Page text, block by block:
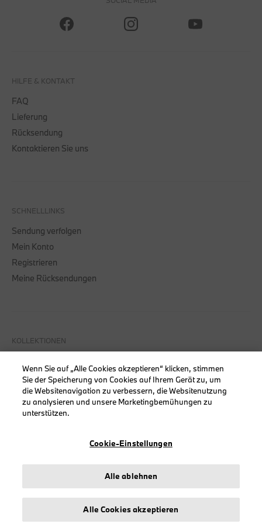
HILFE & KONTAKT
FAQ
Lieferung
Rücksendung
Kontaktieren Sie uns
SCHNELLLINKS
Sendung verfolgen
Mein Konto
Registrieren
Meine Rücksendungen
KOLLEKTIONEN
Damen
Accessoires
BMW
Wenn Sie auf „Alle Cookies akzeptieren“ klicken, stimmen
Sie der Speicherung von Cookies auf Ihrem Gerät zu, um
die Websitenavigation zu verbessern, die Websitenutzung
zu analysieren und unsere Marketingbemühungen zu
unterstützen.
Cookie-Einstellungen
Alle ablehnen
Alle Cookies akzeptieren